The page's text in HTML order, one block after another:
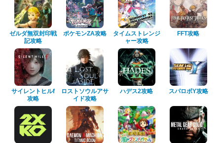
ゼルダ無双封印戦
記攻略
ポケモンZA攻略
タイムストレンジ
ャー攻略
FFT攻略
サイレントヒルf
攻略
ロストソウルアサ
イド攻略
ハデス2攻略 スパロボY攻略